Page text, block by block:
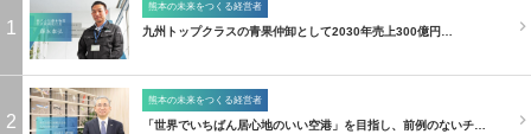
1
熊本の未来をつくる経営者
九州トップクラスの青果仲卸として2030年売上300億円…
2
熊本の未来をつくる経営者
「世界でいちばん居心地のいい空港」を目指し、前例のないチ…